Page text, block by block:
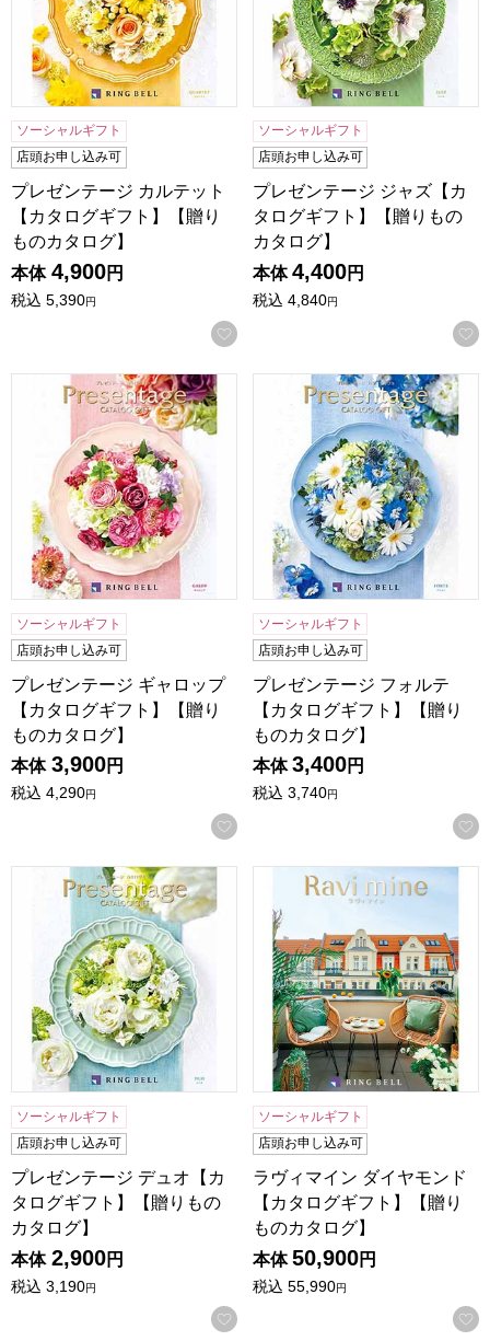
ソーシャルギフト
店頭お申し込み可
プレゼンテージ カルテット
【カタログギフト】【贈り
ものカタログ】
本体 4,900円
税込 5,390円
お気に入りに登録する
ソーシャルギフト
店頭お申し込み可
プレゼンテージ ジャズ【カ
タログギフト】【贈りもの
カタログ】
本体 4,400円
税込 4,840円
プレゼンテージ ギャロップ【カタログギフト】【贈りもの
ソーシャルギフト
店頭お申し込み可
プレゼンテージ ギャロップ
【カタログギフト】【贈り
ものカタログ】
本体 3,900円
税込 4,290円
お気に入りに登録する
プレゼンテージ フォルテ【
ソーシャルギフト
店頭お申し込み可
プレゼンテージ フォルテ
【カタログギフト】【贈り
ものカタログ】
本体 3,400円
税込 3,740円
プレゼンテージ デュオ【カタログギフト】【贈りものカタ
ソーシャルギフト
店頭お申し込み可
プレゼンテージ デュオ【カ
タログギフト】【贈りもの
カタログ】
本体 2,900円
税込 3,190円
お気に入りに登録する
ラヴィマイン ダイヤモンド
ソーシャルギフト
店頭お申し込み可
ラヴィマイン ダイヤモンド
【カタログギフト】【贈り
ものカタログ】
本体 50,900円
税込 55,990円